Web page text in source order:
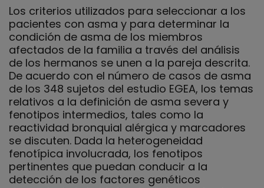
Los criterios utilizados para seleccionar a los
pacientes con asma y para determinar la
condición de asma de los miembros
afectados de la familia a través del análisis
de los hermanos se unen a la pareja descrita.
De acuerdo con el número de casos de asma
de los 348 sujetos del estudio EGEA, los temas
relativos a la definición de asma severa y
fenotipos intermedios, tales como la
reactividad bronquial alérgica y marcadores
se discuten. Dada la heterogeneidad
fenotípica involucrada, los fenotipos
pertinentes que puedan conducir a la
detección de los factores genéticos